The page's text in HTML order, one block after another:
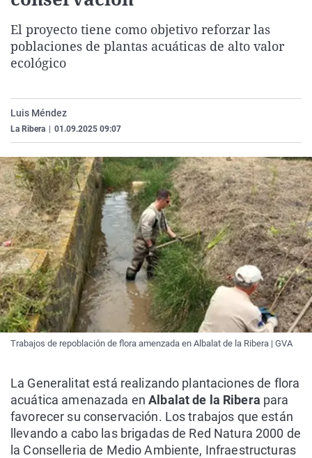
Gente viajera
Retornados
Galicia
Televisión
El proyecto tiene como objetivo reforzar las
poblaciones de plantas acuáticas de alto valor
ecológico
Luis Méndez
La Ribera 01.09.2025 09:07
Trabajos de repoblación de flora amenzada en Albalat de la Ribera | GVA
La Generalitat está realizando plantaciones de flora
acuática amenazada enAlbalat de la Ribera para
favorecer su conservación. Los trabajos que están
llevando a cabo las brigadas de Red Natura 2000 de
la Conselleria de Medio Ambiente, Infraestructuras